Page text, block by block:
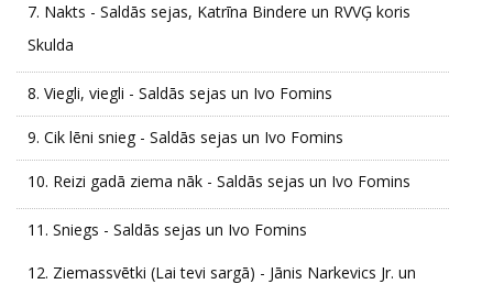
7. Nakts - Saldās sejas, Katrīna Bindere un RVVĢ koris
Skulda
8. Viegli, viegli - Saldās sejas un Ivo Fomins
9. Cik lēni snieg - Saldās sejas un Ivo Fomins
10. Reizi gadā ziema nāk - Saldās sejas un Ivo Fomins
11. Sniegs - Saldās sejas un Ivo Fomins
12. Ziemassvētki (Lai tevi sargā) - Jānis Narkevics Jr. un